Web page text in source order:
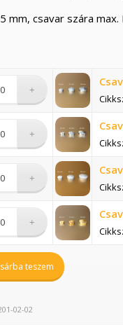
mm, csavar szára
teszem
02-02